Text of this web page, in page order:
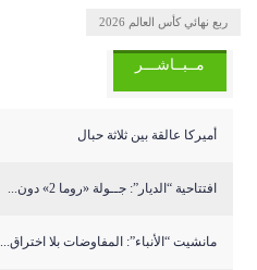
ربع نهائي كأس العالم 2026
مــبــاشـــر
أميركا عالقة بين ثلاثة حبال
افتتاحية “الديار”: جــولة «روما 2» دون...
مانشيت “الأنباء”: المفاوضات بلا اختراق...